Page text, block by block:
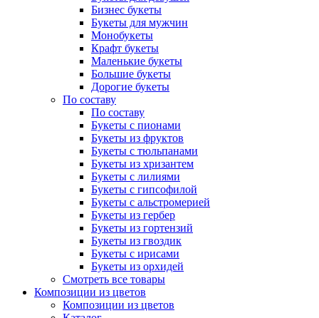
Бизнес букеты
Букеты для мужчин
Монобукеты
Крафт букеты
Маленькие букеты
Большие букеты
Дорогие букеты
По составу
По составу
Букеты с пионами
Букеты из фруктов
Букеты с тюльпанами
Букеты из хризантем
Букеты с лилиями
Букеты с гипсофилой
Букеты с альстромерией
Букеты из гербер
Букеты из гортензий
Букеты из гвоздик
Букеты с ирисами
Букеты из орхидей
Смотреть все товары
Композиции из цветов
Композиции из цветов